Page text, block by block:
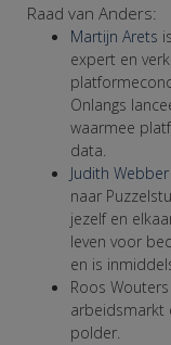
Raad van Anders:
Martijn Arets
expert en
Onlangs
waarmee
data.
Judith Webber
naar
jezelf en
leven voor
en is
Roos
arbeidsmarkt
polder.